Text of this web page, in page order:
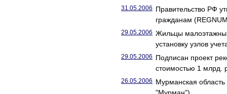
31.05.2006 Правительство РФ
гражданам
29.05.2006 Жильцы
установку узлов
29.05.2006 Подписан проект
стоимостью 1 млрд.
26.05.2006 Мурманская область